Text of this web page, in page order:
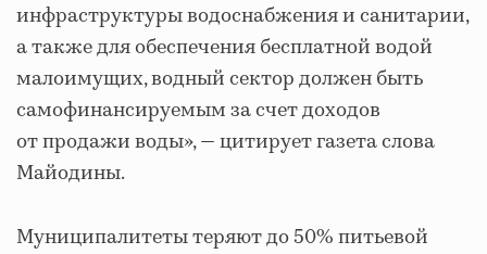
инфраструктуры водоснабжения и санитарии,
а также для обеспечения бесплатной водой
малоимущих, водный сектор должен быть
самофинансируемым за счет доходов
от продажи воды», — цитирует газета слова
Майодины.
Муниципалитеты теряют до 50% питьевой